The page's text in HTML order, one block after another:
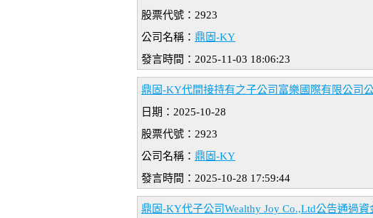
股票代號：2923
公司名稱： 鼎固-KY
發言時間：2025-11-03 18:06:23
鼎固-KY代間接持有之子公司富樂國際有限公司
日期：2025-10-28
股票代號：2923
公司名稱： 鼎固-KY
發言時間：2025-10-28 17:59:44
鼎固-KY代子公司Wealthy Joy Co.,Ltd公告通過